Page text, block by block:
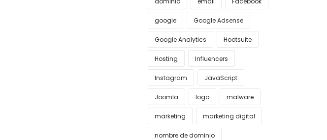
google Google Adsense
Google Analytics Hootsuite
Hosting Influencers
Instagram JavaScript
Joomla logo malware
marketing marketing digital
nombre de dominio